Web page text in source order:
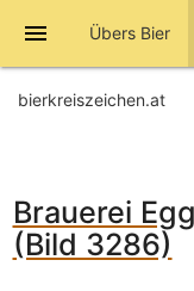
menu Übers Bier
bierkreiszeichen.at
Brauerei
(Bild 3286)